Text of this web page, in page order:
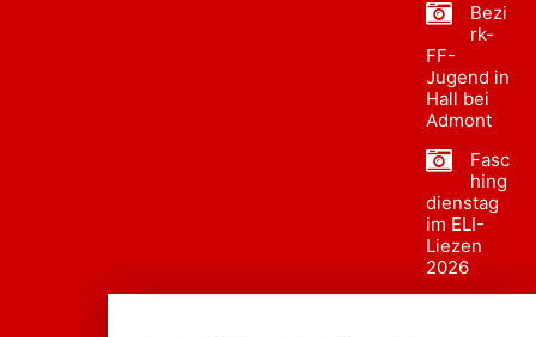
Bezi
rk-
FF-
Jugend in
Hall bei
Admont
Fasc
hing
dienstag
im ELI-
Liezen
2026